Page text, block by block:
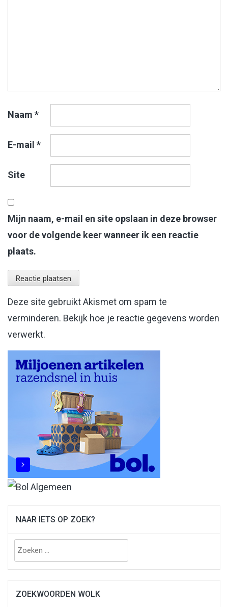
Naam *
E-mail *
Site
Mijn naam, e-mail en site opslaan in deze browser
voor de volgende keer wanneer ik een reactie
plaats.
Deze site gebruikt Akismet om spam te
verminderen. Bekijk hoe je reactie gegevens worden
verwerkt.
NAAR IETS OP ZOEK?
Zoeken
naar:
ZOEKWOORDEN WOLK